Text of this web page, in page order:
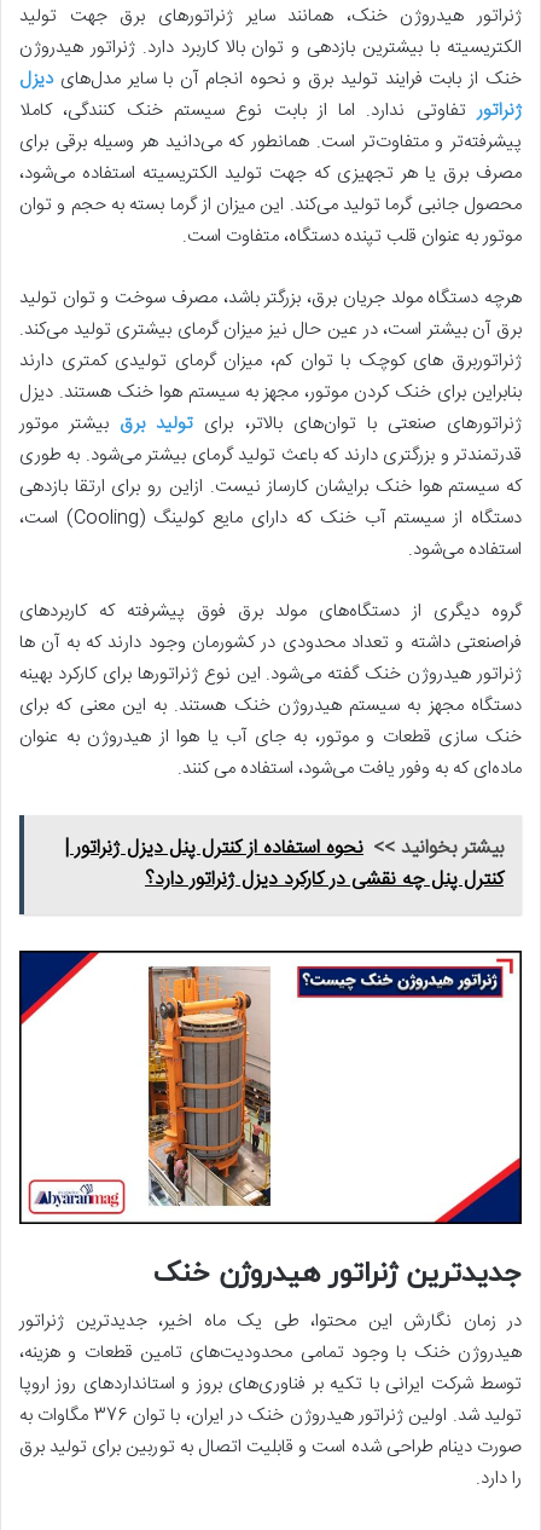
ژنراتور هیدروژن خنک، همانند سایر ژنراتورهای برق جهت تولید
الکتریسیته با بیشترین بازدهی و توان بالا کاربرد دارد. ژنراتور هیدروژن
خنک از بابت فرایند تولید برق و نحوه انجام آن با سایر مدل‌هایدیزل
ژنراتورتفاوتی ندارد. اما از بابت نوع سیستم خنک کنندگی، کاملا
پیشرفته‌تر و متفاوت‌تر است. همانطور که می‌دانید هر وسیله برقی برای
مصرف برق یا هر تجهیزی که جهت تولید الکتریسیته استفاده می‌شود،
محصول جانبی گرما تولید می‌کند. این میزان از گرما بسته به حجم و توان
موتور به عنوان قلب تپنده دستگاه، متفاوت است.
هرچه دستگاه مولد جریان برق، بزرگتر باشد، مصرف سوخت و توان تولید
برق آن بیشتر است، در عین حال نیز میزان گرمای بیشتری تولید می‌کند.
ژنراتوربرق های کوچک با توان کم، میزان گرمای تولیدی کمتری دارند
بنابراین برای خنک کردن موتور، مجهز به سیستم هوا خنک هستند. دیزل
ژنراتورهای صنعتی با توان‌های بالاتر، برای تولید برق بیشتر موتور
قدرتمندتر و بزرگتری دارند که باعث تولید گرمای بیشتر می‌شود. به طوری
که سیستم هوا خنک برایشان کارساز نیست. ازاین رو برای ارتقا بازدهی
دستگاه از سیستم آب خنک که دارای مایع کولینگ (Cooling) است،
استفاده می‌شود.
گروه دیگری از دستگاه‌های مولد برق فوق پیشرفته که کاربردهای
فراصنعتی داشته و تعداد محدودی در کشورمان وجود دارند که به آن ها
ژنراتور هیدروژن خنک گفته می‌شود. این نوع ژنراتورها برای کارکرد بهینه
دستگاه مجهز به سیستم هیدروژن خنک هستند. به این معنی که برای
خنک سازی قطعات و موتور، به جای آب یا هوا از هیدروژن به عنوان
ماده‌ای که به وفور یافت می‌شود، استفاده می کنند.
بیشتر بخوانید >> نحوه استفاده از کنترل پنل دیزل ژنراتور |
کنترل پنل چه نقشی در کارکرد دیزل ژنراتور دارد؟
جدیدترین ژنراتور هیدروژن خنک
در زمان نگارش این محتوا، طی یک ماه اخیر، جدیدترین ژنراتور
هیدروژن خنک با وجود تمامی محدودیت‌های تامین قطعات و هزینه،
توسط شرکت ایرانی با تکیه بر فناوری‌های بروز و استانداردهای روز اروپا
تولید شد. اولین ژنراتور هیدروژن خنک در ایران، با توان 376 مگاوات به
صورت دینام طراحی شده است و قابلیت اتصال به توربین برای تولید برق
را دارد.